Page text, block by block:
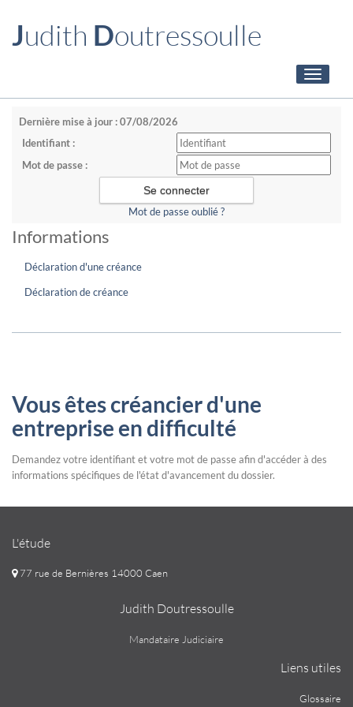
Judith Doutressoulle
Toggle
Dernière mise à jour : 07/08/2026
Identifiant :
Mot de passe :
Mot de passe oublié ?
Informations
Déclaration d'une créance
Déclaration de créance
Vous êtes créancier d'une
entreprise en difficulté
Demandez votre identifiant et votre mot de passe afin d'accéder à des
informations spécifiques de l'état d'avancement du dossier.
L'étude
77 rue de Bernières 14000 Caen
Judith Doutressoulle
Mandataire Judiciaire
Liens utiles
Glossaire